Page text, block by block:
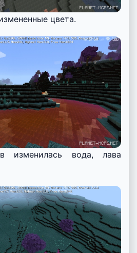
цвета.
изменилась вода, лава